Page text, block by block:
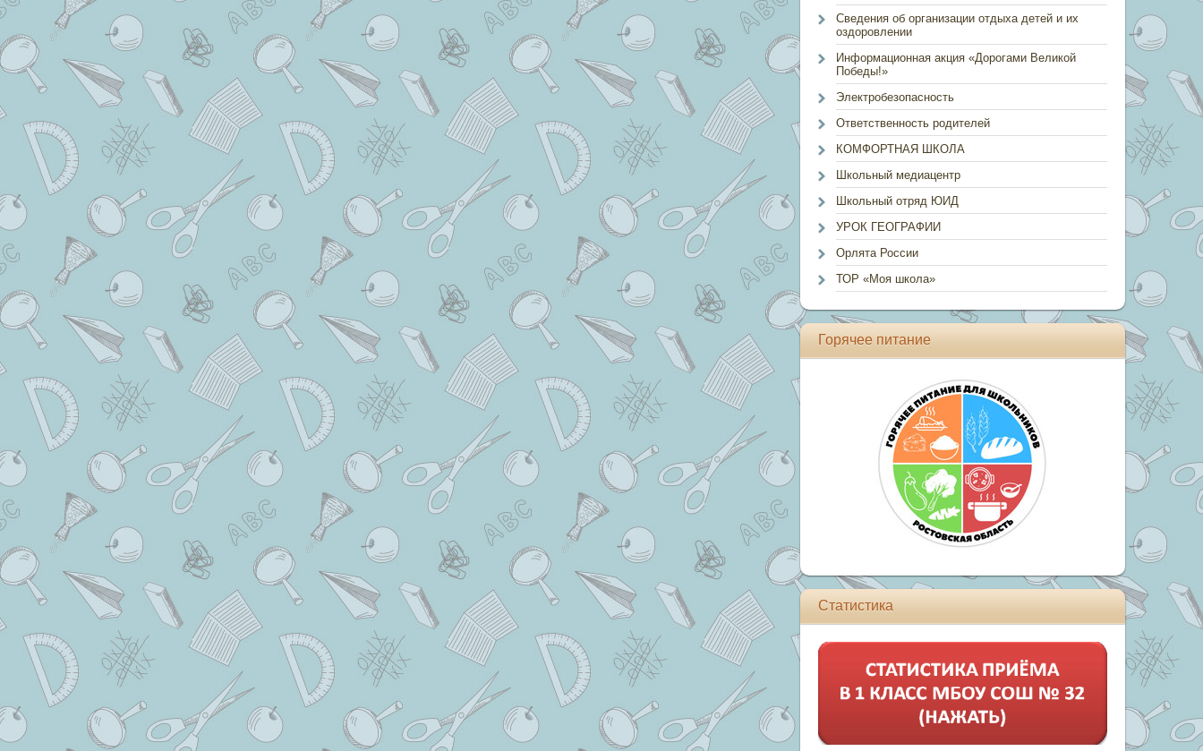
Сведения об организации отдыха детей и их
оздоровлении
Информационная акция «Дорогами Великой
Победы!»
Электробезопасность
Ответственность родителей
КОМФОРТНАЯ ШКОЛА
Школьный медиацентр
Школьный отряд ЮИД
УРОК ГЕОГРАФИИ
Орлята России
ТОР «Моя школа»
Горячее питание
Статистика